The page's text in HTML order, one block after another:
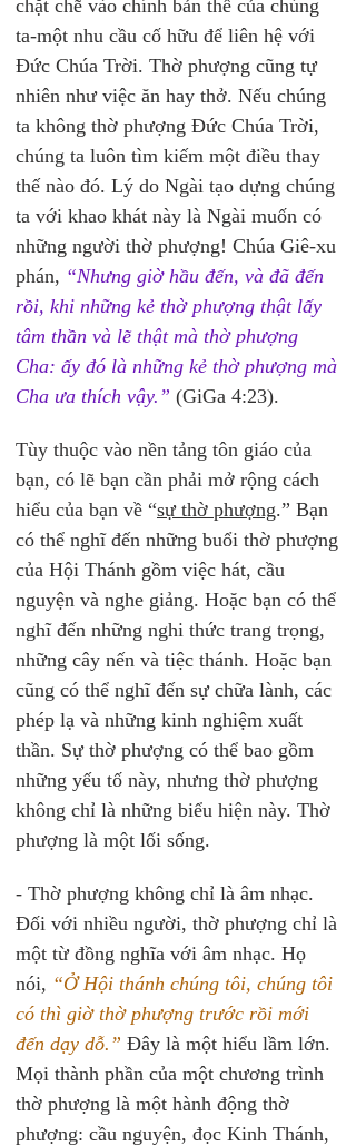
chặt chẽ vào chính bản thể của chúng
ta-một nhu cầu cố hữu để liên hệ với
Đức Chúa Trời. Thờ phượng cũng tự
nhiên như việc ăn hay thở. Nếu chúng
ta không thờ phượng Đức Chúa Trời,
chúng ta luôn tìm kiếm một điều thay
thế nào đó. Lý do Ngài tạo dựng chúng
ta với khao khát này là Ngài muốn có
những người thờ phượng! Chúa Giê-xu
phán, “Nhưng giờ hầu đến, và đã đến
rồi, khi những kẻ thờ phượng thật lấy
tâm thần và lẽ thật mà thờ phượng
Cha: ấy đó là những kẻ thờ phượng mà
Cha ưa thích vậy.” (GiGa 4:23).
Tùy thuộc vào nền tảng tôn giáo của
bạn, có lẽ bạn cần phải mở rộng cách
hiểu của bạn về “sự thờ phượng.” Bạn
có thể nghĩ đến những buổi thờ phượng
của Hội Thánh gồm việc hát, cầu
nguyện và nghe giảng. Hoặc bạn có thể
nghĩ đến những nghi thức trang trọng,
những cây nến và tiệc thánh. Hoặc bạn
cũng có thể nghĩ đến sự chữa lành, các
phép lạ và những kinh nghiệm xuất
thần. Sự thờ phượng có thể bao gồm
những yếu tố này, nhưng thờ phượng
không chỉ là những biểu hiện này. Thờ
phượng là một lối sống.
- Thờ phượng không chỉ là âm nhạc.
Đối với nhiều người, thờ phượng chỉ là
một từ đồng nghĩa với âm nhạc. Họ
nói, “Ở Hội thánh chúng tôi, chúng tôi
có thì giờ thờ phượng trước rồi mới
đến dạy dỗ.” Đây là một hiểu lầm lớn.
Mọi thành phần của một chương trình
thờ phượng là một hành động thờ
phượng: cầu nguyện, đọc Kinh Thánh,